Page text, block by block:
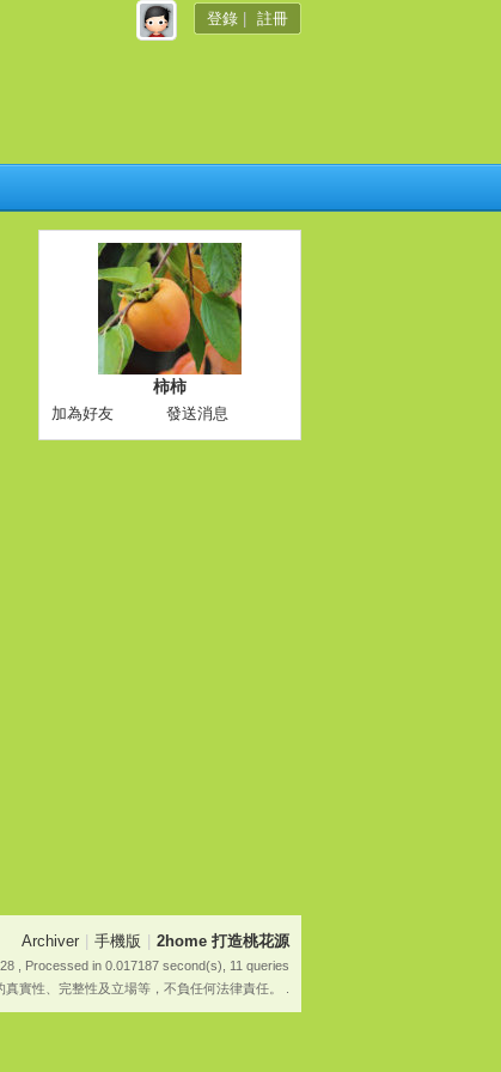
登錄 註冊
柿柿
加為好友 發送消息
Archiver | 手機版 | 2home 打造桃花源
, Processed in 0.017187 second(s), 11 queries
實性、完整性及立場等，不負任何法律責任。 .